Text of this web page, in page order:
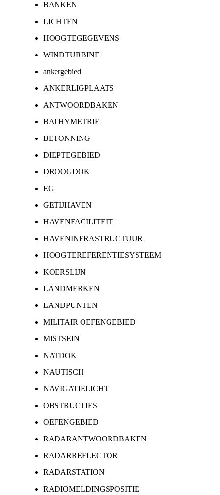
BANKEN
LICHTEN
HOOGTEGEGEVENS
WINDTURBINE
ankergebied
ANKERLIGPLAATS
ANTWOORDBAKEN
BATHYMETRIE
BETONNING
DIEPTEGEBIED
DROOGDOK
EG
GETIJHAVEN
HAVENFACILITEIT
HAVENINFRASTRUCTUUR
HOOGTEREFERENTIESYSTEEM
KOERSLIJN
LANDMERKEN
LANDPUNTEN
MILITAIR OEFENGEBIED
MISTSEIN
NATDOK
NAUTISCH
NAVIGATIELICHT
OBSTRUCTIES
OEFENGEBIED
RADARANTWOORDBAKEN
RADARREFLECTOR
RADARSTATION
RADIOMELDINGSPOSITIE